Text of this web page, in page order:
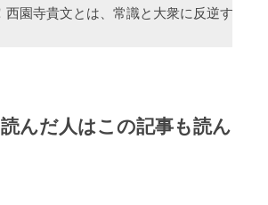
西園寺貴文とは、常識と大衆に反逆する
んだ人はこの記事も読ん